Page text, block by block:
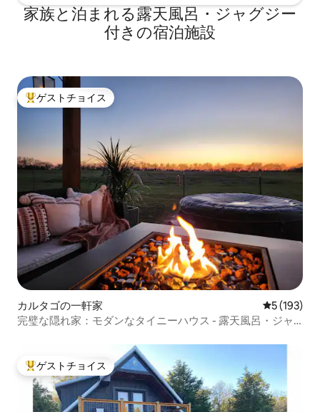
家族と泊まれる露天風呂・ジャグジー
付きの宿泊施設
大好評のゲストチョイスです。
ゲストチョイス
カルタゴの一軒家 レビュー
5 (193)
完璧な隠れ家：モダンなタイニーハウス - 露天風呂・ジャ
大好評のゲストチョイスです。
ゲストチョイス